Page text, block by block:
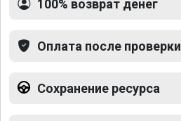
100% возврат денег
Оплата после проверки
Сохранение ресурса